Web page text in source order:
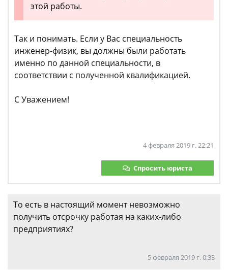
этой работы.
Так и понимать. Если у Вас специальность
инженер-физик, вы должны были работать
именно по данной специальности, в
соответствии с полученной квалификацией.
С Уважением!
4 февраля 2019 г. 22:21
Спросить юриста
То есть в настоящий момент невозможно
получить отсрочку работая на каких-либо
предприятиях?
5 февраля 2019 г. 0:33